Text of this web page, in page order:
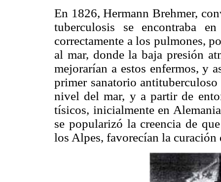
En 1826, Hermann Brehmer,
tuberculosis se encontraba
correctamente a los pulmones,
al mar, donde la baja presión
mejorarían a estos enfermos, y
primer sanatorio
nivel del mar, y a partir de
tísicos, inicialmente en
se popularizó la creencia de
los Alpes, favorecían la curación